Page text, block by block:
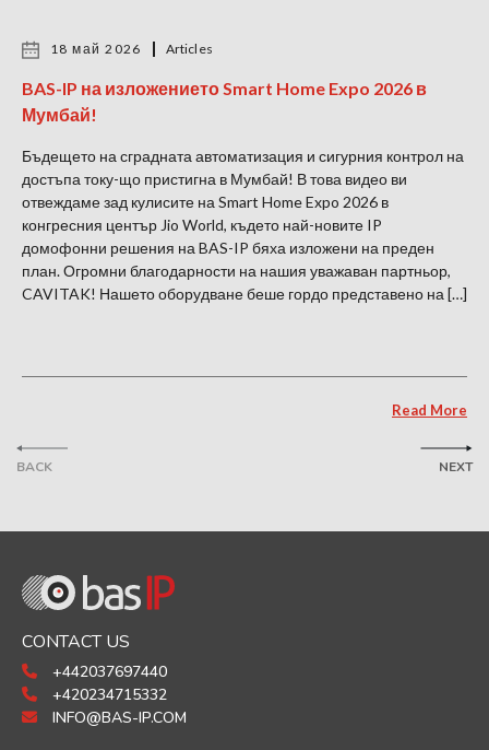
BACK
18 май 2026 Articles
BAS-IP на изложението Smart Home Expo 2026 в
Мумбай!
Бъдещето на сградната автоматизация и сигурния контрол на
достъпа току-що пристигна в Мумбай! В това видео ви
отвеждаме зад кулисите на Smart Home Expo 2026 в
конгресния център Jio World, където най-новите IP
домофонни решения на BAS-IP бяха изложени на преден
план. Огромни благодарности на нашия уважаван партньор,
CAVITAK! Нашето оборудване беше гордо представено на […]
Read More
NEXT
CONTACT US
+442037697440
+420234715332
INFO@BAS-IP.COM